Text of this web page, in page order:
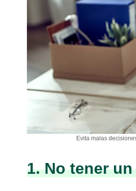
Evita malas
1. No tener